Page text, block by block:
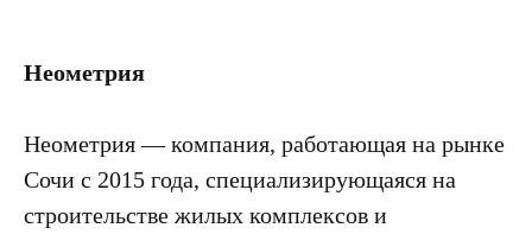
Неометрия
Неометрия — компания, работающая на рынке
Сочи с 2015 года, специализирующаяся на
строительстве жилых комплексов и